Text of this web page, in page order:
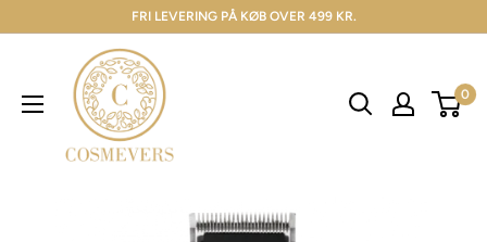
FRI LEVERING PÅ KØB OVER 499 KR.
0